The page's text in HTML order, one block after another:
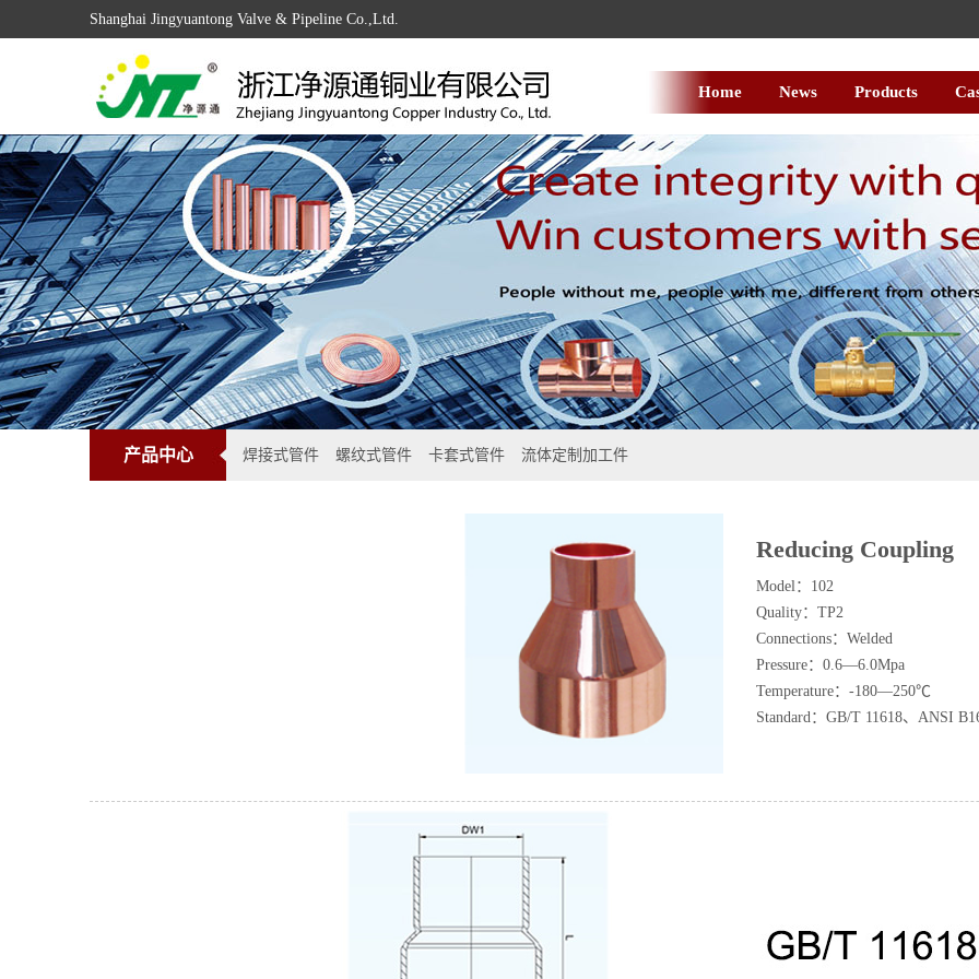
Shanghai Jingyuantong Valve & Pipeline Co.,Ltd.
Home News Products
产品中心 焊接式管件 螺纹式管件 卡套式管件 流体定制加工件
Reducing Coupling
Model：102
Quality：TP2
Connections：Welded
Pressure：0.6—6.0Mpa
Temperature：-180—250℃
Standard：GB/T 11618、ANSI